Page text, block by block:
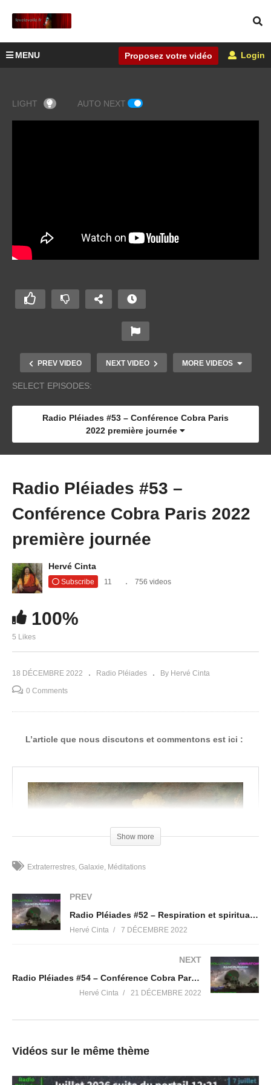
MENU Proposez votre vidéo Login
LIGHT AUTO NEXT
PREV VIDEO NEXT VIDEO MORE VIDEOS
Radio Pléiades #5 – L’eau
SELECT EPISODES:
Radio Pléiades #53 – Conférence Cobra Paris
2022 première journée
Radio Pléiades #53 –
Conférence Cobra Paris 2022
première journée
Hervé Cinta
Subscribe 11 756 videos
100%
5 Likes
18 DÉCEMBRE 2022 Radio Pléiades By Hervé Cinta
0 Comments
L’article que nous discutons et commentons est ici :
Show more
Extraterrestres Galaxie Méditations
PREV
Radio Pléiades #52 – Respiration et spiritualité incarnée
Hervé Cinta 7 DÉCEMBRE 2022
NEXT
Radio Pléiades #54 – Conférence Cobra Paris 2022 deuxième journée
Hervé Cinta 21 DÉCEMBRE 2022
Vidéos sur le même thème